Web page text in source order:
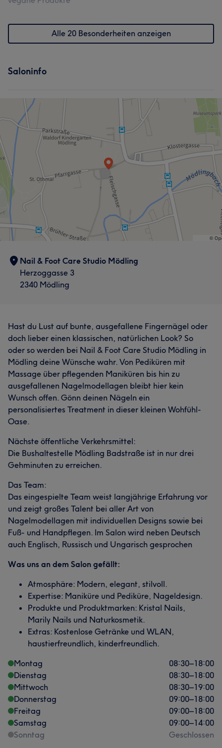
Was unsere Kunden über Nelly sagen
Alle 20 Besonderheiten anzeigen
Saloninfo
Nail & Foot Care Studio Mödling
Herzoggasse 3
2340 Mödling
Hast du Lust auf bunte, ausgefallene Fingernägel oder
doch lieber einen klassischen, natürlichen Look? So
oder so werden bei Nail & Foot Care Studio Mödling in
Mödling deine Wünsche wahr. Von Pediküren mit
Massage über pflegenden Maniküren bis hin zu
ausgefallenen Nagelmodellagen bleibt hier kein
Wunsch offen. Gönn deinen Nägeln ein
personalisiertes Treatment in dieser kleinen Wohfühl-
Oase.
Nächste öffentliche Verkehrsmittel:
Die Bushaltestelle Mödling Badstraße ist in nur drei
Gehminuten zu erreichen.
Das Team:
Das eingespielte Team weist langjährige Erfahrung vor
und zeigt großes Talent bei aller Art von
Nagelmodellagen mit individuellen Designs sowie bei
Fuß- und Handpflegen. Im Salon wird neben Deutsch
auch Englisch, Russisch und Ungarisch gesprochen
Was uns an dem Salon gefällt:
Atmosphäre: Modern, elegant, stilvoll.
Expertise: Maniküre und Pediküre, Nageldesign.
Produkte und Produktmarken: Kristal Nails,
Marily Nails und Naturkosmetik.
Extras: Kostenlose Getränke und WLAN,
haustierfreundlich, kinderfreundlich.
Montag
08:30–18:00
Dienstag
08:30–18:00
Mittwoch
08:30–19:00
Donnerstag
09:00–18:00
Freitag
09:00–18:00
Samstag
09:00–14:00
Sonntag
Geschlossen